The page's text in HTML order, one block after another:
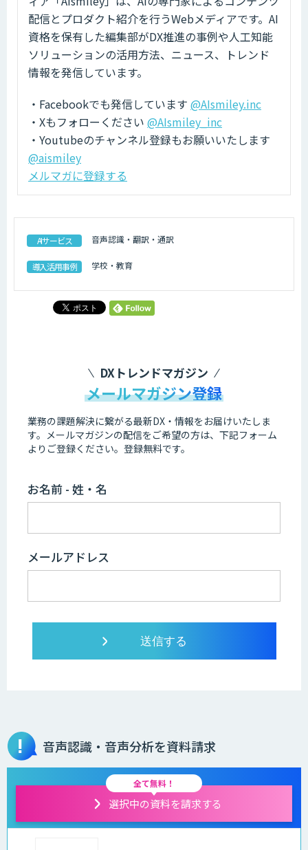
配信とプロダクト紹介を行うWebメディアです。AI
資格を保有した編集部がDX推進の事例や人工知能
ソリューションの活用方法、ニュース、トレンド
情報を発信しています。
・Facebookでも発信しています @AIsmiley.inc
・Xもフォローください @AIsmiley_inc
・Youtubeのチャンネル登録もお願いいたします
@aismiley
メルマガに登録する
AIサービス 音声認識・翻訳・通訳
導入活用事例 学校・教育
DXトレンドマガジン
メールマガジン登録
業務の課題解決に繋がる最新DX・情報をお届けいたしま
す。 メールマガジンの配信をご希望の方は、下記フォーム
よりご登録ください。登録無料です。
お名前 - 姓・名
メールアドレス
音声認識・音声分析を資料請求
全て無料！
選択中の資料を請求する